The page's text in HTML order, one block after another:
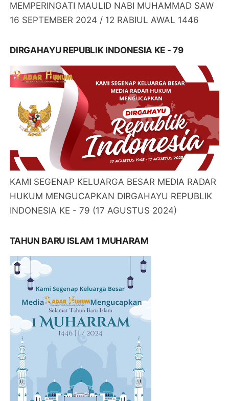
MEMPERINGATI MAULID NABI MUHAMMAD SAW
16 SEPTEMBER 2024 / 12 RABIUL AWAL 1446
DIRGAHAYU REPUBLIK INDONESIA KE - 79
KAMI SEGENAP KELUARGA BESAR MEDIA RADAR
HUKUM MENGUCAPKAN DIRGAHAYU REPUBLIK
INDONESIA KE - 79 (17 AGUSTUS 2024)
TAHUN BARU ISLAM 1 MUHARAM